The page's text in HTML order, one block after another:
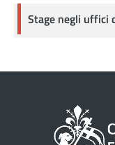
Stage negli uffici